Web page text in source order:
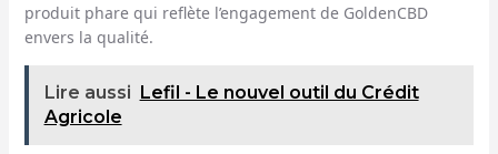
produit phare qui reflète l’engagement de GoldenCBD
envers la qualité.
Lire aussi Lefil - Le nouvel outil du Crédit
Agricole